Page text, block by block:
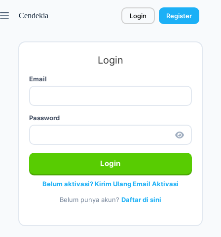
Cendekia Login Register
Login
Email
Password
Login
Belum aktivasi? Kirim Ulang Email Aktivasi
Belum punya akun? Daftar di sini